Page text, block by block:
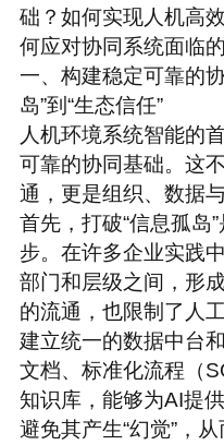
础？如何实现人机高
何应对协同系统面临
一、构建稳定可靠的
岛”到“生态信任”
人机环境系统智能的
可靠的协同基础。这
通，更是组织、数据
首先，打破“信息孤岛
步。在许多企业实践
部门和层级之间，形
的流通，也限制了人
建立统一的数据中台
文档、标准化流程（
知识库，能够为AI提
避免其产生“幻觉”，